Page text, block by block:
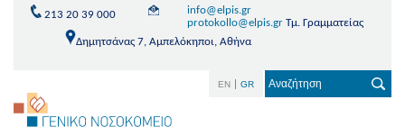
213 20 39 000
info@elpis.gr
protokollo@elpis.grΤμ. Γραμματείας
Δημητσάνας 7, Αμπελόκηποι, Αθήνα
EN GR